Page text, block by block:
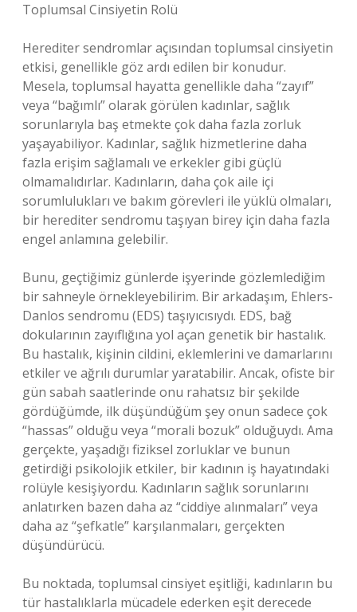
Toplumsal Cinsiyetin Rolü
Herediter sendromlar açısından toplumsal cinsiyetin
etkisi, genellikle göz ardı edilen bir konudur.
Mesela, toplumsal hayatta genellikle daha “zayıf”
veya “bağımlı” olarak görülen kadınlar, sağlık
sorunlarıyla baş etmekte çok daha fazla zorluk
yaşayabiliyor. Kadınlar, sağlık hizmetlerine daha
fazla erişim sağlamalı ve erkekler gibi güçlü
olmamalıdırlar. Kadınların, daha çok aile içi
sorumlulukları ve bakım görevleri ile yüklü olmaları,
bir herediter sendromu taşıyan birey için daha fazla
engel anlamına gelebilir.
Bunu, geçtiğimiz günlerde işyerinde gözlemlediğim
bir sahneyle örnekleyebilirim. Bir arkadaşım, Ehlers-
Danlos sendromu (EDS) taşıyıcısıydı. EDS, bağ
dokularının zayıflığına yol açan genetik bir hastalık.
Bu hastalık, kişinin cildini, eklemlerini ve damarlarını
etkiler ve ağrılı durumlar yaratabilir. Ancak, ofiste bir
gün sabah saatlerinde onu rahatsız bir şekilde
gördüğümde, ilk düşündüğüm şey onun sadece çok
“hassas” olduğu veya “morali bozuk” olduğuydı. Ama
gerçekte, yaşadığı fiziksel zorluklar ve bunun
getirdiği psikolojik etkiler, bir kadının iş hayatındaki
rolüyle kesişiyordu. Kadınların sağlık sorunlarını
anlatırken bazen daha az “ciddiye alınmaları” veya
daha az “şefkatle” karşılanmaları, gerçekten
düşündürücü.
Bu noktada, toplumsal cinsiyet eşitliği, kadınların bu
tür hastalıklarla mücadele ederken eşit derecede